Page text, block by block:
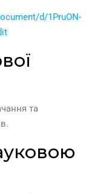
d/1PruON-
та